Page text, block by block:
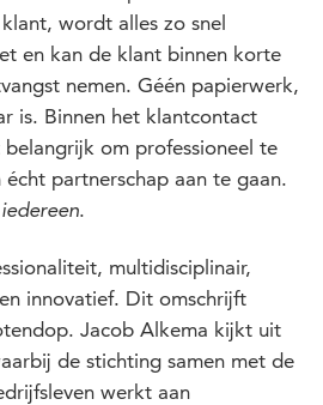
wordt alles zo snel
en kan de klant binnen korte
nemen. Géén papierwerk,
is. Binnen het klantcontact
om professioneel te
partnerschap aan te gaan.
iedereen.
multidisciplinair,
innovatief. Dit omschrijft
Jacob Alkema kijkt uit
de stichting samen met de
werkt aan